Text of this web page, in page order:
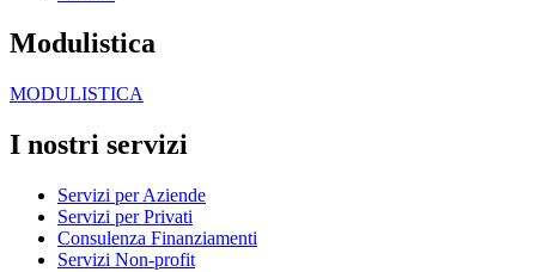
Modulistica
MODULISTICA
I nostri servizi
Servizi per Aziende
Servizi per Privati
Consulenza Finanziamenti
Servizi Non-profit